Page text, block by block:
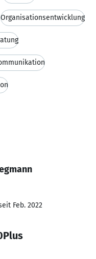
Organisationsentwicklung
Feb. 2022